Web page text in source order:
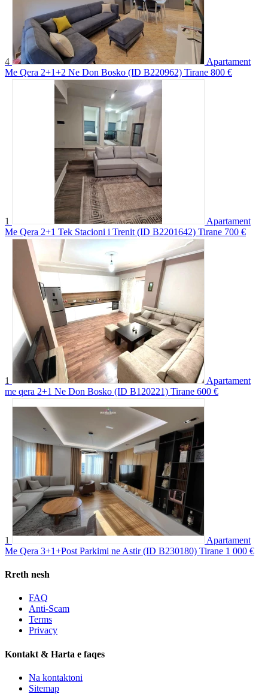
4
Apartament
Me Qera 2+1+2 Ne Don Bosko (ID B220962) Tirane 800 €
1
Apartament
Me Qera 2+1 Tek Stacioni i Trenit (ID B2201642) Tirane 700 €
1
Apartament
me qera 2+1 Ne Don Bosko (ID B120221) Tirane 600 €
1
Apartament
Me Qera 3+1+Post Parkimi ne Astir (ID B230180) Tirane 1 000 €
Rreth nesh
FAQ
Anti-Scam
Terms
Privacy
Kontakt & Harta e faqes
Na kontaktoni
Sitemap